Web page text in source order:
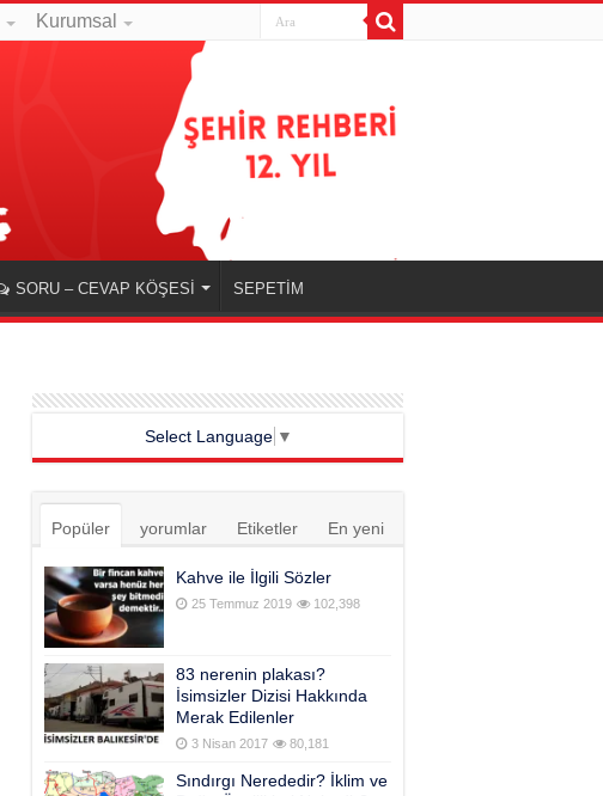
Kurumsal
SORU – CEVAP KÖŞESİ SEPETİM
Select Language ▼
Popüler yorumlar Etiketler En yeni
Kahve ile İlgili Sözler
25 Temmuz 2019 102,398
83 nerenin plakası?
İsimsizler Dizisi Hakkında
Merak Edilenler
3 Nisan 2017 80,181
Sındırgı Nerededir? İklim ve